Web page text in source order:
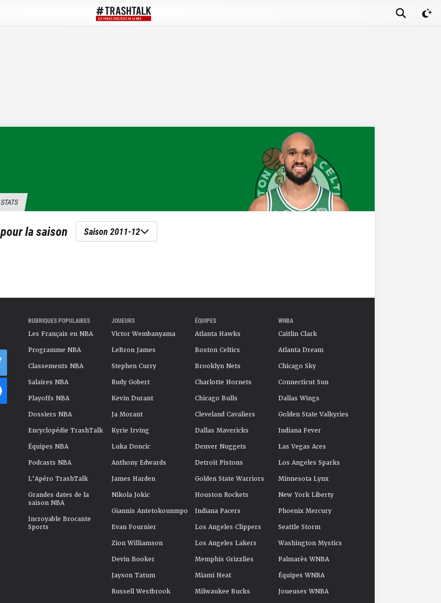
STATS
pour la saison Saison 2011-12
RUBRIQUES POPULAIRES
Les Français en NBA
Programme NBA
Classements NBA
Salaires NBA
Playoffs NBA
Dossiers NBA
Encyclopédie TrashTalk
Équipes NBA
Podcasts NBA
L'Apéro TrashTalk
Grandes dates de la
saison NBA
Incroyable Brocante
Sports
JOUEURS
Victor Wembanyama
LeBron James
Stephen Curry
Rudy Gobert
Kevin Durant
Ja Morant
Kyrie Irving
Luka Doncic
Anthony Edwards
James Harden
Nikola Jokic
Giannis Antetokounmpo
Evan Fournier
Zion Williamson
Devin Booker
Jayson Tatum
Russell Westbrook
ÉQUIPES
Atlanta Hawks
Boston Celtics
Brooklyn Nets
Charlotte Hornets
Chicago Bulls
Cleveland Cavaliers
Dallas Mavericks
Denver Nuggets
Detroit Pistons
Golden State Warriors
Houston Rockets
Indiana Pacers
Los Angeles Clippers
Los Angeles Lakers
Memphis Grizzlies
Miami Heat
Milwaukee Bucks
WNBA
Caitlin Clark
Atlanta Dream
Chicago Sky
Connecticut Sun
Dallas Wings
Golden State Valkyries
Indiana Fever
Las Vegas Aces
Los Angeles Sparks
Minnesota Lynx
New York Liberty
Phoenix Mercury
Seattle Storm
Washington Mystics
Palmarès WNBA
Équipes WNBA
Joueuses WNBA